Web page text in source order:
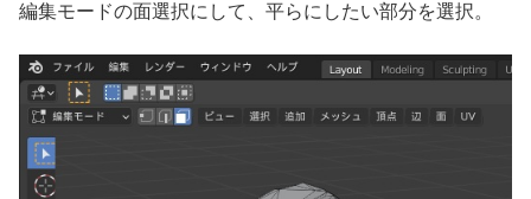
編集モードの面選択にして、平らにしたい部分を選択。